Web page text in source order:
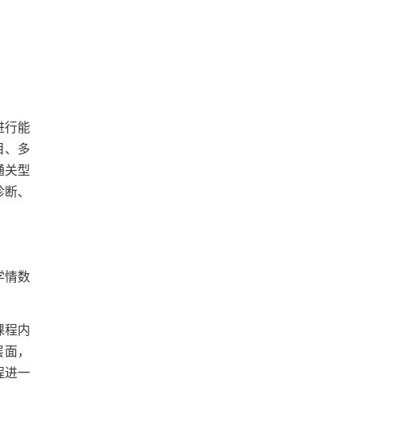
行能
、多
关型
、
情数
程内
，
进一